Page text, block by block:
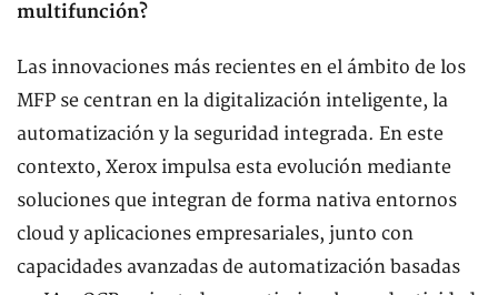
multifunción?
Las innovaciones más recientes en el ámbito de los
MFP se centran en la digitalización inteligente, la
automatización y la seguridad integrada. En este
contexto, Xerox impulsa esta evolución mediante
soluciones que integran de forma nativa entornos
cloud y aplicaciones empresariales, junto con
capacidades avanzadas de automatización basadas